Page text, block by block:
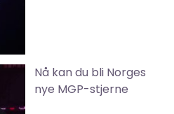
Nå kan du bli Norges
nye MGP-stjerne